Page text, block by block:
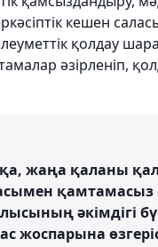
кешен
қолдау
әзірленіп,
жаңа қаланы
әкімдігі
жоспарына